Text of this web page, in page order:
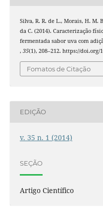
Silva, R. R. de L., Morais, H. M.
da C. (2014). Caracterização
fermentada sabor uva com
, 35(1), 208–212. https://doi.org/
Fomatos de Citação
EDIÇÃO
v. 35 n. 1 (2014)
SEÇÃO
Artigo Científico